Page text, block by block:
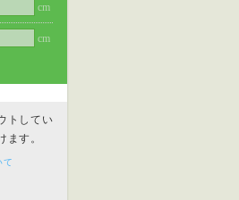
cm
cm
トしてい
ます。
て